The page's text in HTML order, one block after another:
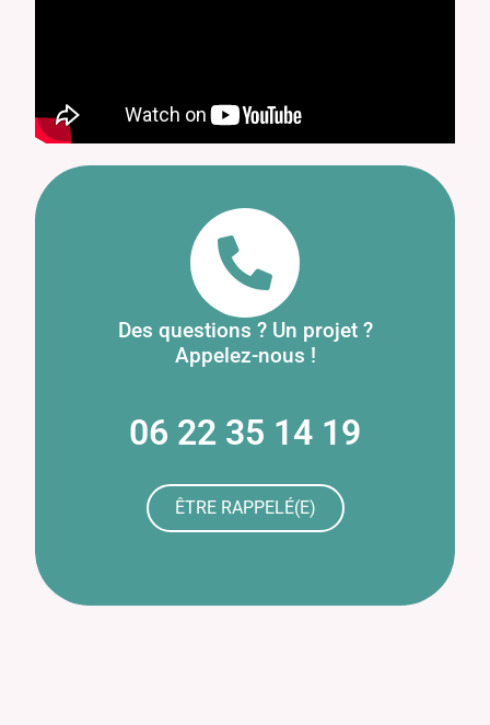
Des questions ? Un projet ?
Appelez-nous !
06 22 35 14 19
ÊTRE RAPPELÉ(E)